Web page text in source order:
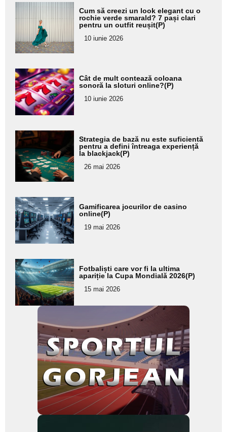
Adaugă
aici textul
pentru
subtitlu
Cum să creezi un look elegant cu o
rochie verde smarald? 7 pași clari
pentru un outfit reușit(P)
10 iunie 2026
Adaugă
aici textul
pentru
subtitlu
Cât de mult contează coloana
sonoră la sloturi online?(P)
10 iunie 2026
Adaugă
aici textul
pentru
subtitlu
Strategia de bază nu este suficientă
pentru a defini întreaga experiență
la blackjack(P)
26 mai 2026
Adaugă
aici textul
pentru
subtitlu
Gamificarea jocurilor de casino
online(P)
19 mai 2026
Adaugă
aici textul
pentru
subtitlu
Fotbaliști care vor fi la ultima
apariție la Cupa Mondială 2026(P)
15 mai 2026